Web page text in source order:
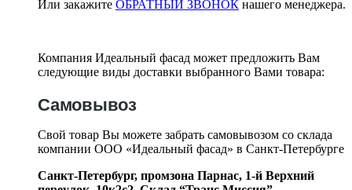
Или закажите ОБРАТНЫЙ ЗВОНОК нашего менеджера.
Компания Идеальный фасад может предложить Вам
следующие виды доставки выбранного Вами товара:
Самовывоз
Свой товар Вы можете забрать самовывозом со склада
компании ООО «Идеальный фасад» в Санкт-Петербурге
Санкт-Петербург, промзона Парнас, 1-й Верхний